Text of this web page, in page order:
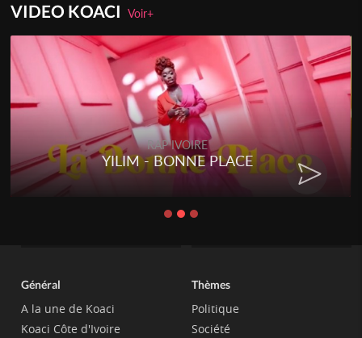
VIDEO KOACIVoir+
RAP IVOIRE
YILIM - BONNE PLACE
Général
A la une de Koaci
Koaci Côte d'Ivoire
Thèmes
Politique
Société